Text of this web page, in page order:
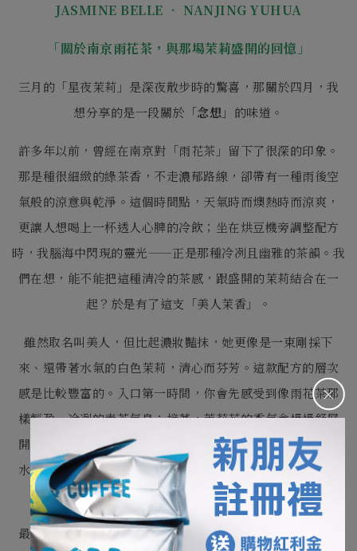
＋
JASMINE BELLE • NANJING YUHUA
「關於南京雨花茶，與那場茉莉盛開的回憶」
三月的「星夜茉莉」是深夜散步時的驚喜，那關於四月， 我
想分享的是一段關於「念想」的味道。
許多年以前，曾經在南京對「雨花茶」留下了很深的印象。
那是種很細緻的綠茶香，不走濃郁路線， 卻帶有一種雨後空
氣般的涼意與乾淨。這個時間點， 天氣時而燠熱時而涼爽，
更讓人想喝上一杯透人心脾的冷飲； 坐在烘豆機旁調整配方
時，我腦海中閃現的靈光——正是那種冷冽且幽雅的茶韻。我
們在想，能不能把這種清冷的茶感， 跟盛開的茉莉結合在一
起？於是有了這支「美人茉香」。
雖然取名叫美人，但比起濃妝豔抹，她更像是一束剛採下
來、 還帶著水氣的白色茉莉，清心而芬芳。 這款配方的層次
感是比較豐富的。入口第一時間， 你會先感受到像雨花茶那
樣輕盈、冷冽的青茶氣息；接著，茉莉花的香氣會慢慢舒展
開來。為了讓這份花香更有厚度，
我們特別挑選了中南美洲
水洗豆做基底，搭配盧安達與衣索比亞，構築出花瓣般的立
體感。
最有趣的部分在於「果汁窨漬處理」的豆子，它幫這款咖啡